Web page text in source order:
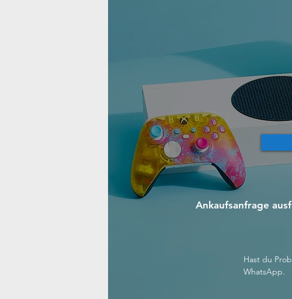
Ankaufsanfrage
Hast du
WhatsApp.